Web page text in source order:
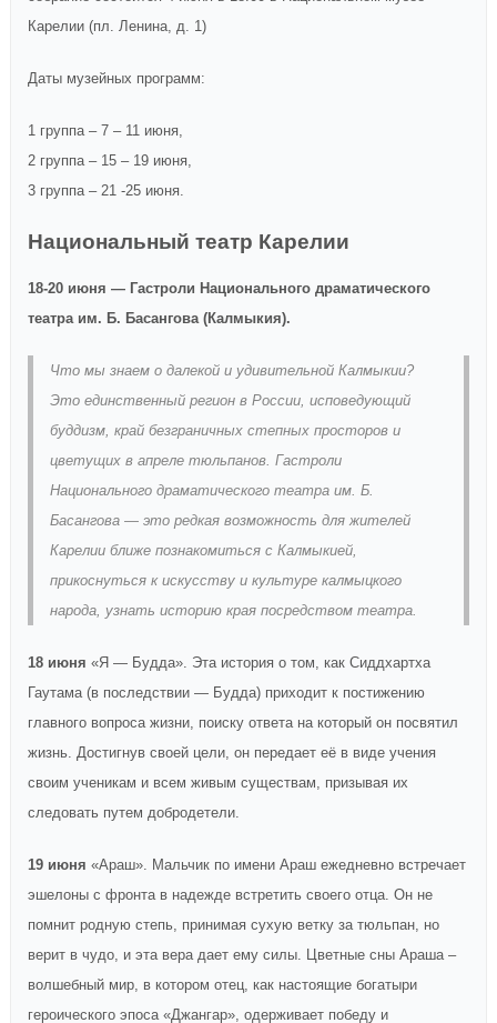
Карелии (пл. Ленина, д. 1)
Даты музейных программ:
1 группа – 7 – 11 июня,
2 группа – 15 – 19 июня,
3 группа – 21 -25 июня.
Национальный театр Карелии
18-20 июня — Гастроли Национального драматического
театра им. Б. Басангова (Калмыкия).
Что мы знаем о далекой и удивительной Калмыкии?
Это единственный регион в России, исповедующий
буддизм, край безграничных степных просторов и
цветущих в апреле тюльпанов. Гастроли
Национального драматического театра им. Б.
Басангова — это редкая возможность для жителей
Карелии ближе познакомиться с Калмыкией,
прикоснуться к искусству и культуре калмыцкого
народа, узнать историю края посредством театра.
18 июня «Я — Будда». Эта история о том, как Сиддхартха
Гаутама (в последствии — Будда) приходит к постижению
главного вопроса жизни, поиску ответа на который он посвятил
жизнь. Достигнув своей цели, он передает её в виде учения
своим ученикам и всем живым существам, призывая их
следовать путем добродетели.
19 июня «Араш». Мальчик по имени Араш ежедневно встречает
эшелоны с фронта в надежде встретить своего отца. Он не
помнит родную степь, принимая сухую ветку за тюльпан, но
верит в чудо, и эта вера дает ему силы. Цветные сны Араша –
волшебный мир, в котором отец, как настоящие богатыри
героического эпоса «Джангар», одерживает победу и